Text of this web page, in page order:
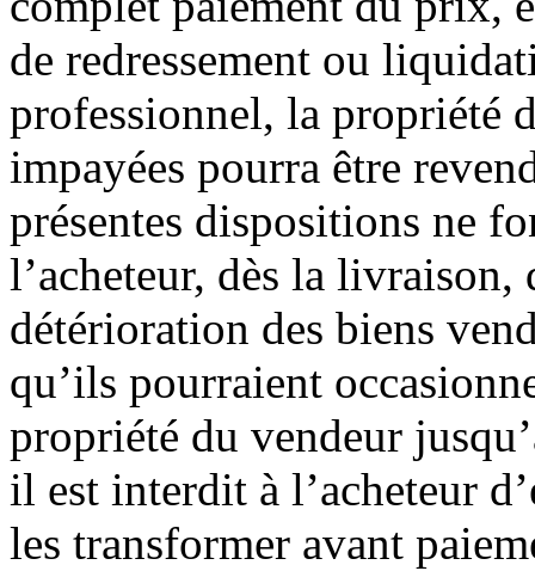
de redressement ou
professionnel, la propriété
impayées pourra être
présentes dispositions ne
l’acheteur, dès la livraison,
détérioration des biens
qu’ils pourraient
propriété du vendeur
il est interdit à l’acheteur
les transformer avant